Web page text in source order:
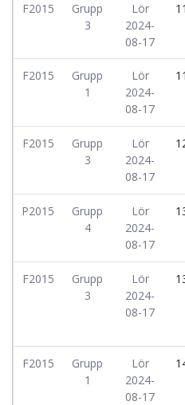
F2015
Grupp
3
Lör
2024-
08-17
F2015
Grupp
1
Lör
2024-
08-17
F2015
Grupp
3
Lör
2024-
08-17
P2015
Grupp
4
Lör
2024-
08-17
F2015
Grupp
3
Lör
2024-
08-17
F2015
Grupp
1
Lör
2024-
08-17